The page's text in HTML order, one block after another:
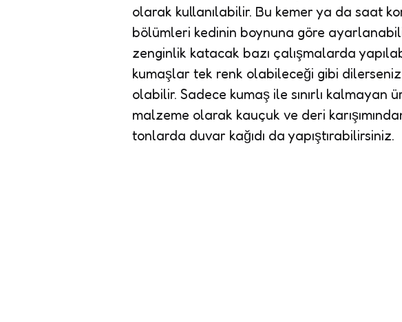
olarak kullanılabilir. Bu kemer ya da saat
bölümleri kedinin boynuna göre
zenginlik katacak bazı çalışmalarda
kumaşlar tek renk olabileceği gibi
olabilir. Sadece kumaş ile sınırlı
malzeme olarak kauçuk ve deri
tonlarda duvar kağıdı da yapıştırabilirsiniz.